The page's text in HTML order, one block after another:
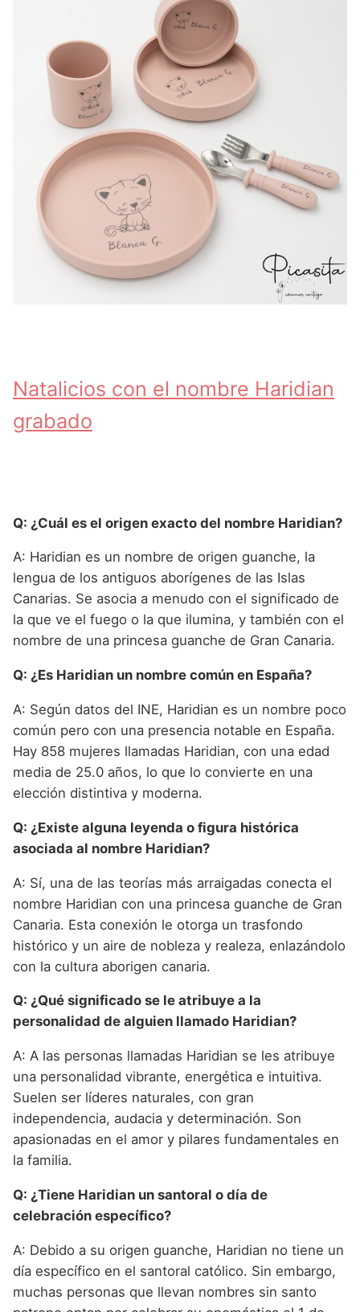
Natalicios con el nombre Haridian
grabado
Q: ¿Cuál es el origen exacto del nombre Haridian?
A: Haridian es un nombre de origen guanche, la
lengua de los antiguos aborígenes de las Islas
Canarias. Se asocia a menudo con el significado de
la que ve el fuego o la que ilumina, y también con el
nombre de una princesa guanche de Gran Canaria.
Q: ¿Es Haridian un nombre común en España?
A: Según datos del INE, Haridian es un nombre poco
común pero con una presencia notable en España.
Hay 858 mujeres llamadas Haridian, con una edad
media de 25.0 años, lo que lo convierte en una
elección distintiva y moderna.
Q: ¿Existe alguna leyenda o figura histórica
asociada al nombre Haridian?
A: Sí, una de las teorías más arraigadas conecta el
nombre Haridian con una princesa guanche de Gran
Canaria. Esta conexión le otorga un trasfondo
histórico y un aire de nobleza y realeza, enlazándolo
con la cultura aborigen canaria.
Q: ¿Qué significado se le atribuye a la
personalidad de alguien llamado Haridian?
A: A las personas llamadas Haridian se les atribuye
una personalidad vibrante, energética e intuitiva.
Suelen ser líderes naturales, con gran
independencia, audacia y determinación. Son
apasionadas en el amor y pilares fundamentales en
la familia.
Q: ¿Tiene Haridian un santoral o día de
celebración específico?
A: Debido a su origen guanche, Haridian no tiene un
día específico en el santoral católico. Sin embargo,
muchas personas que llevan nombres sin santo